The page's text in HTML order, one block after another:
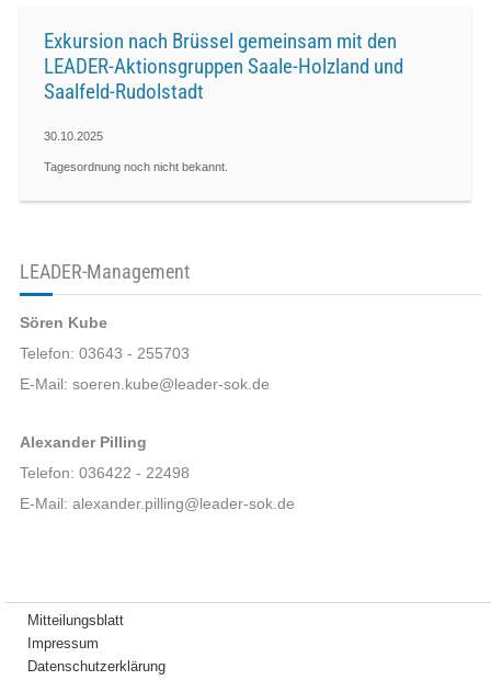
LEADER-Management
Sören Kube
Telefon: 03643 - 255703
E-Mail: soeren.kube@leader-sok.de
Alexander Pilling
Telefon: 036422 - 22498
E-Mail: alexander.pilling@leader-sok.de
Exkursion nach Brüssel gemeinsam mit den
LEADER-Aktionsgruppen Saale-Holzland und
Saalfeld-Rudolstadt
30.10.2025
Tagesordnung noch nicht bekannt.
Mitteilungsblatt
Impressum
Datenschutzerklärung